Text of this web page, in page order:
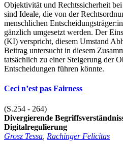
Objektivität und Rechtssicherheit
sind Ideale, die von der
menschlichen
gänzlich umgesetzt werden. Der
(KI) verspricht, diesem Umstand
Beitrag untersucht in diesem
tatsächlich zu einer Steigerung der
Entscheidungen führen könnte.
Ceci n’est pas Fairness
(S.254 - 264)
Divergierende
Digitalregulierung
Grosz Tessa Rachinger Felicitas